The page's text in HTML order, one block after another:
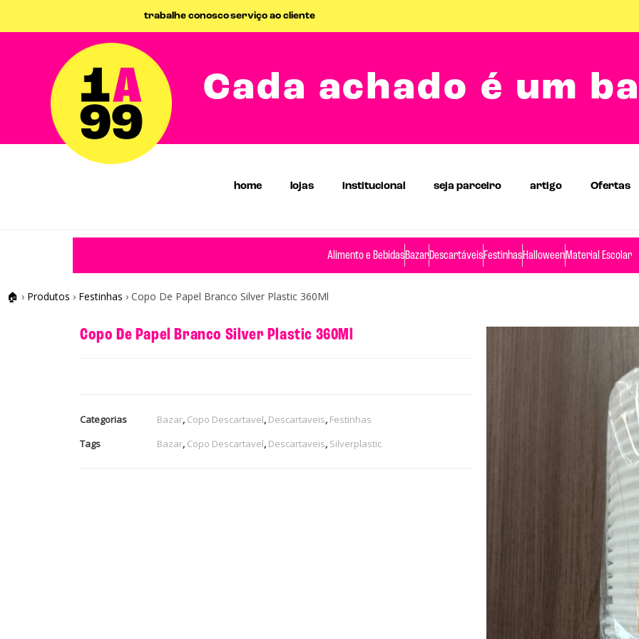
trabalhe conoscoserviço ao cliente
Cada achado é um
home lojas institucional seja parceiro artigo Ofertas
Alimento e BebidasBazarDescartáveisFestinhasHalloweenMaterial Escolar
🏠 › Produtos › Festinhas › Copo De Papel Branco Silver Plastic 360Ml
Copo De Papel Branco Silver Plastic 360Ml
Categorias Bazar, Copo Descartavel, Descartaveis, Festinhas
Tags
Bazar, Copo Descartavel, Descartaveis, Silverplastic